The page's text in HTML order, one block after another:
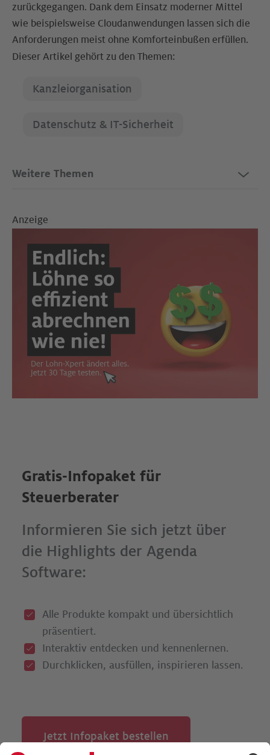
zurückgegangen. Dank dem Einsatz moderner Mittel
wie beispielsweise Cloudanwendungen lassen sich die
Anforderungen meist ohne Komforteinbußen erfüllen.
Dieser Artikel gehört zu den Themen:
Kanzleiorganisation
Datenschutz & IT-Sicherheit
Weitere Themen
Anzeige
Gratis-Infopaket für
Steuerberater
Informieren Sie sich jetzt über
die Highlights der Agenda
Software:
Alle Produkte kompakt und übersichtlich
präsentiert.
Interaktiv entdecken und kennenlernen.
Durchklicken, ausfüllen, inspirieren lassen.­
Jetzt Infopaket bestellen